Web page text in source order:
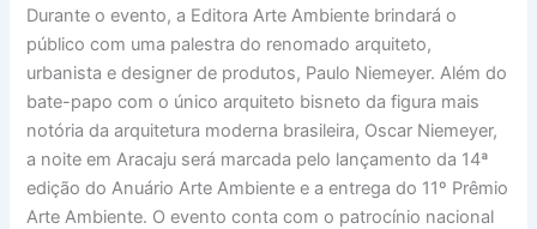
Durante o evento, a Editora Arte Ambiente brindará o
público com uma palestra do renomado arquiteto,
urbanista e designer de produtos, Paulo Niemeyer. Além do
bate-papo com o único arquiteto bisneto da figura mais
notória da arquitetura moderna brasileira, Oscar Niemeyer,
a noite em Aracaju será marcada pelo lançamento da 14ª
edição do Anuário Arte Ambiente e a entrega do 11º Prêmio
Arte Ambiente. O evento conta com o patrocínio nacional